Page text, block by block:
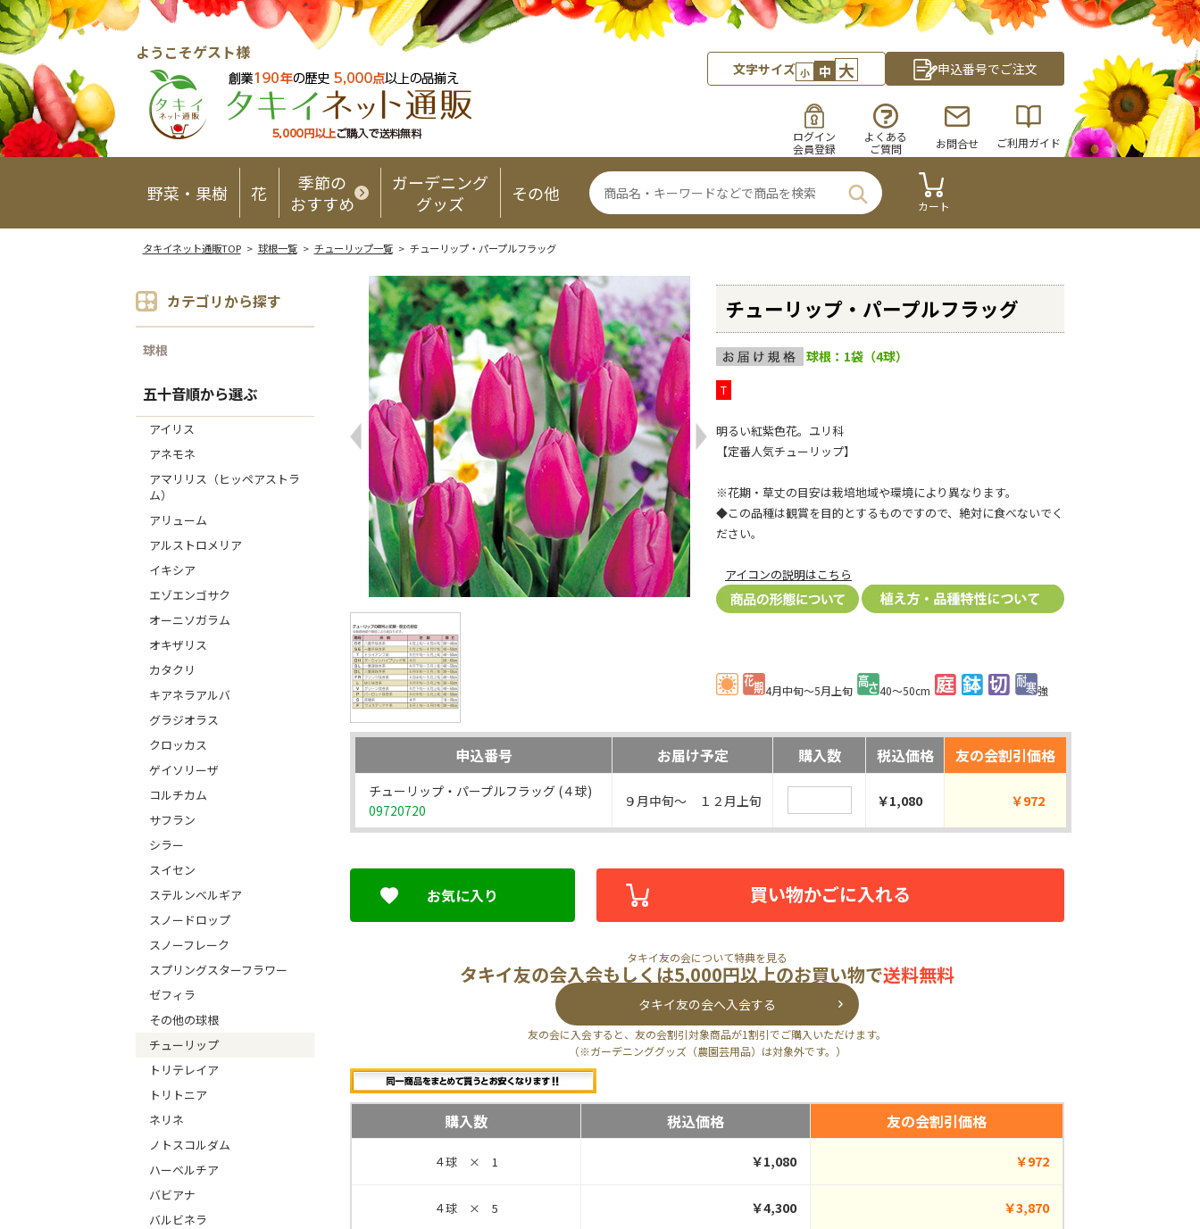
ようこそゲスト様
文字サイズ 小 中 大 申込番号でご注文
ログイン
会員登録
よくある
ご質問
お問合せ ご利用ガイド
野菜・果樹 花
季節の
おすすめ
ガーデニング
グッズ
その他
カート
タキイネット通販TOP> 球根一覧> チューリップ一覧> チューリップ・パープルフラッグ
カテゴリから探す
球根
五十音順から選ぶ
アイリス
アネモネ
アマリリス（ヒッペアストラ
ム）
アリューム
アルストロメリア
イキシア
エゾエンゴサク
オーニソガラム
オキザリス
カタクリ
キアネラアルバ
グラジオラス
クロッカス
ゲイソリーザ
コルチカム
サフラン
シラー
スイセン
ステルンベルギア
スノードロップ
スノーフレーク
スプリングスターフラワー
ゼフィラ
その他の球根
チューリップ
トリテレイア
トリトニア
ネリネ
ノトスコルダム
ハーベルチア
バビアナ
バルビネラ
チューリップ・パープルフラッグ
球根：1袋（4球）
T
明るい紅紫色花。ユリ科
【定番人気チューリップ】
※花期・草丈の目安は栽培地域や環境により異なります。
◆この品種は観賞を目的とするものですので、絶対に食べないでく
ださい。
アイコンの説明はこちら
4月中旬～5月上旬 40～50cm 強
申込番号 お届け予定 購入数 税込価格 友の会割引価格
チューリップ・パープルフラッグ (４球)
09720720
９月中旬～ １２月上旬 ￥1,080 ￥972
お気に入り 買い物かごに入れる
タキイ友の会について特典を見る
タキイ友の会入会もしくは5,000円以上のお買い物で送料無料
タキイ友の会へ入会する
友の会に入会すると、友の会割引対象商品が1割引でご購入いただけます。
（※ガーデニンググッズ（農園芸用品）は対象外です。）
購入数 税込価格 友の会割引価格
４球 × 1 ￥1,080 ￥972
４球 × 5 ￥4,300 ￥3,870